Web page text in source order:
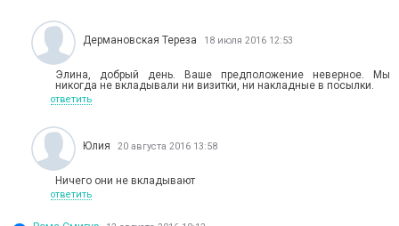
Дермановская Тереза 18 июля 2016 12:53
Элина, добрый день. Ваше предположение неверное. Мы
никогда не вкладывали ни визитки, ни накладные в посылки.
ответить
Юлия 20 августа 2016 13:58
Ничего они не вкладывают
ответить